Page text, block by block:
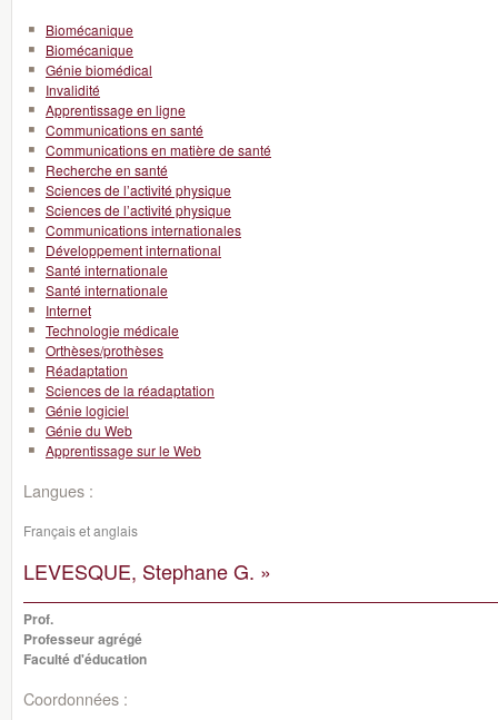
Biomécanique
Biomécanique
Génie biomédical
Invalidité
Apprentissage en ligne
Communications en santé
Communications en matière de santé
Recherche en santé
Sciences de l’activité physique
Sciences de l’activité physique
Communications internationales
Développement international
Santé internationale
Santé internationale
Internet
Technologie médicale
Orthèses/prothèses
Réadaptation
Sciences de la réadaptation
Génie logiciel
Génie du Web
Apprentissage sur le Web
Langues :
Français et anglais
LEVESQUE, Stephane G. »
Prof.
Professeur agrégé
Faculté d'éducation
Coordonnées :